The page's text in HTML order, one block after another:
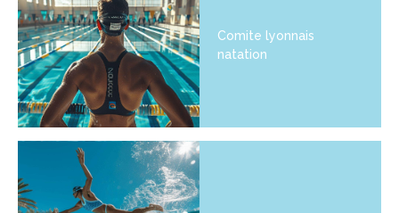
Comite lyonnais
natation